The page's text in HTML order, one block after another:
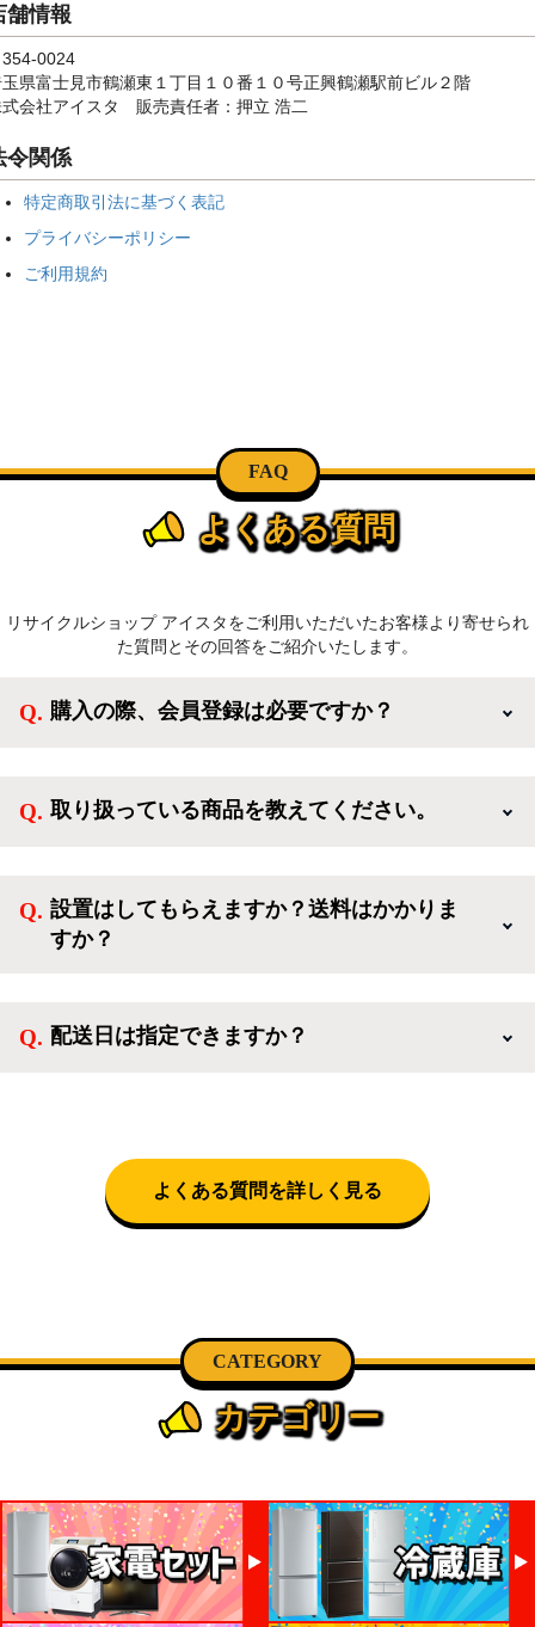
舗情報
0024
県富士見市鶴瀬東１丁目１０番１０号正興鶴瀬駅前ビル２階
会社アイスタ 販売責任者：押立 浩二
令関係
特定商取引法に基づく表記
プライバシーポリシー
ご利用規約
FAQ
よくある質問
リサイクルショップ アイスタをご利用いただいたお客様より寄せられ
た質問とその回答をご紹介いたします。
購入の際、会員登録は必要ですか？
方、登録しなくてもカートに商品を入れた後、ログイ
取り扱っている商品を教えてください。
活を応援するような家電セットから、季節・空調家
電、調理家電、生活家電まで、幅広く中古家電を取り
設置はしてもらえますか？送料はかかりま
すか？
神奈川・千葉)において自社配送を選択いただくこと
配送日は指定できますか？
話にて日時決定に関するご連絡をさせて頂きます。
よくある質問を詳しく見る
CATEGORY
カテゴリー